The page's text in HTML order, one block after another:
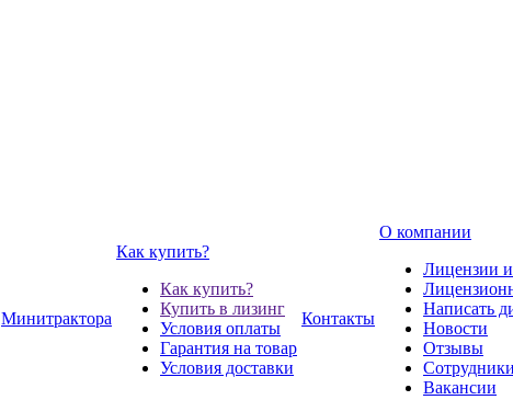
Минитрактора
Как купить?
Как купить?
Купить в лизинг
Условия оплаты
Гарантия на товар
Условия доставки
Контакты
О компании
Лицензии
Написать
Новости
Отзывы
Сотрудники
Вакансии